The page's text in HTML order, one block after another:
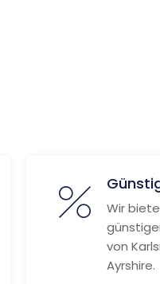
Wir
von
Ayrshire.